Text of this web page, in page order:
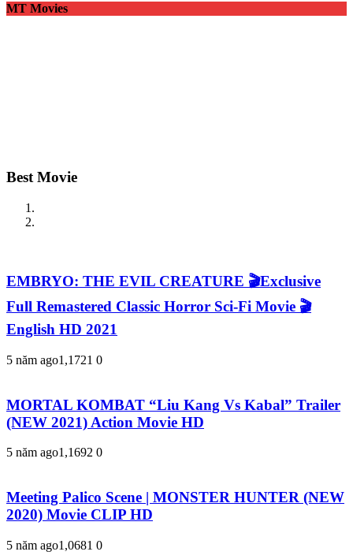
MT Movies
Best Movie
EMBRYO: THE EVIL CREATURE 🎬Exclusive
Full Remastered Classic Horror Sci-Fi Movie 🎬
English HD 2021
5 năm ago1,1721 0
MORTAL KOMBAT “Liu Kang Vs Kabal” Trailer
(NEW 2021) Action Movie HD
5 năm ago1,1692 0
Meeting Palico Scene | MONSTER HUNTER (NEW
2020) Movie CLIP HD
5 năm ago1,0681 0